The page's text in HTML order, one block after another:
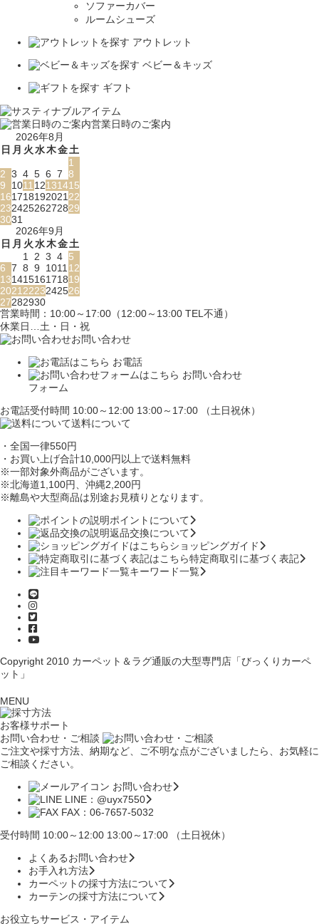
ソファーカバー
ルームシューズ
アウトレット
ベビー＆キッズ
ギフト
営業日時のご案内
2026年8月
日 月 火水木金土
1
2 3 4 5 6 7 8
9
101112131415
16171819202122
23242526272829
3031
2026年9月
日 月 火水木金土
1 2 3 4 5
6 7 8 9 101112
13141516171819
20212223242526
27282930
営業時間：10:00～17:00（12:00～13:00 TEL不通）
休業日…土・日・祝
お問い合わせ
お電話
お問い合わせ
フォーム
お電話受付時間 10:00～12:00 13:00～17:00 （土日祝休）
送料について
・全国一律550円
・お買い上げ合計10,000円 以上で送料無料
※一部対象外商品がございます。
※北海道1,100円、沖縄2,200円
※離島や大型商品は別途お見積りとなります。
ポイントについて
返品交換について
ショッピングガイド
特定商取引に基づく表記
キーワード一覧
Copyright 2010 カーペット＆ラグ通販の大型専門店「びっくりカーペ
ット」
MENU
お客様サポート
お問い合わせ・ご相談
ご注文や採寸方法、納期など、ご不明な点がございましたら、お気軽に
ご相談ください。
お問い合わせ
LINE：@uyx7550
FAX：06-7657-5032
受付時間 10:00～12:00 13:00～17:00 （土日祝休）
よくあるお問い合わせ
お手入れ方法
カーペットの採寸方法について
カーテンの採寸方法について
お役立ちサービス・アイテム